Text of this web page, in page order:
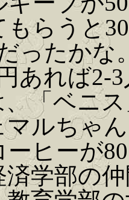
もらうと
ったか
あれば2-
「ベニ
ルちゃ
ヒーが
学部の